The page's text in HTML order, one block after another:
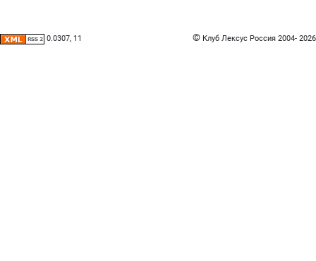
0.0307, 11 © Клуб Лексус Россия 2004- 2026